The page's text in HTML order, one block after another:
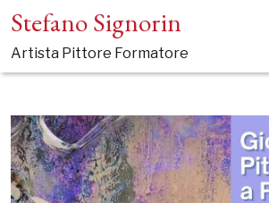
Stefano Signorin
Artista Pittore Formatore